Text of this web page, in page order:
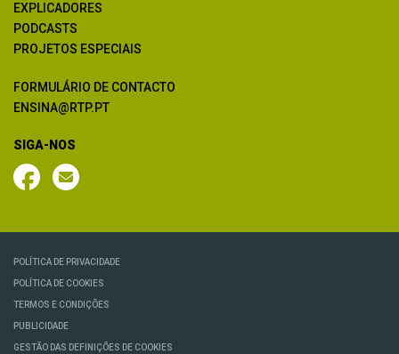
EXPLICADORES
PODCASTS
PROJETOS ESPECIAIS
FORMULÁRIO DE CONTACTO
ENSINA@RTP.PT
SIGA-NOS
POLÍTICA DE PRIVACIDADE
POLÍTICA DE COOKIES
TERMOS E CONDIÇÕES
PUBLICIDADE
GESTÃO DAS DEFINIÇÕES DE COOKIES